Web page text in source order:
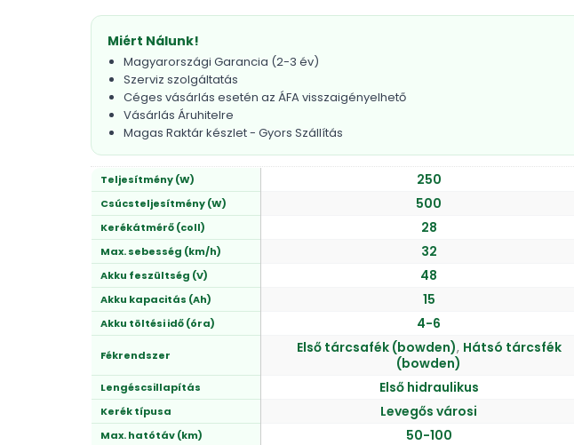
Miért Nálunk!
Magyarországi Garancia (2-3 év)
Szerviz szolgáltatás
Céges vásárlás esetén az ÁFA visszaigényelhető
Vásárlás Áruhitelre
Magas Raktár készlet - Gyors Szállítás
Teljesítmény (W) 250
Csúcsteljesítmény (W) 500
Kerékátmérő (coll) 28
Max. sebesség (km/h) 32
Akku feszültség (V) 48
Akku kapacitás (Ah) 15
Akku töltési idő (óra) 4-6
Fékrendszer Első tárcsafék (bowden), Hátsó tárcsfék
(bowden)
Lengéscsillapítás Első hidraulikus
Kerék típusa Levegős városi
Max. hatótáv (km) 50-100